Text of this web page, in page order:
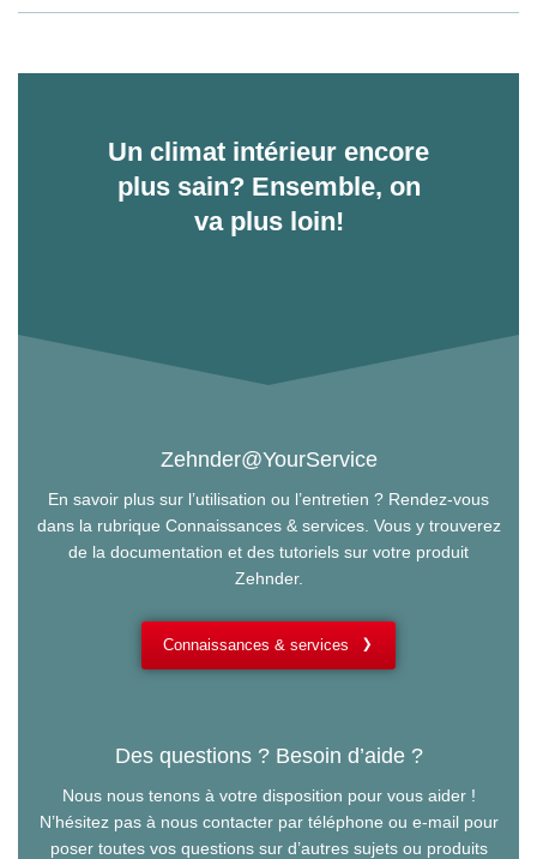
Un climat intérieur encore
plus sain? Ensemble, on
va plus loin!
Zehnder@YourService
En savoir plus sur l’utilisation ou l’entretien ? Rendez-vous
dans la rubrique Connaissances & services. Vous y trouverez
de la documentation et des tutoriels sur votre produit
Zehnder.
Connaissances & services
Des questions ? Besoin d’aide ?
Nous nous tenons à votre disposition pour vous aider !
N’hésitez pas à nous contacter par téléphone ou e-mail pour
poser toutes vos questions sur d’autres sujets ou produits